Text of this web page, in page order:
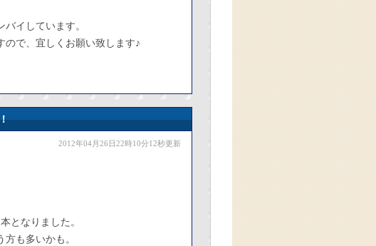
イしています。
ので、宜しくお願い致します♪
2012年04月26日22時10分12秒更新
となりました。
も多いかも。